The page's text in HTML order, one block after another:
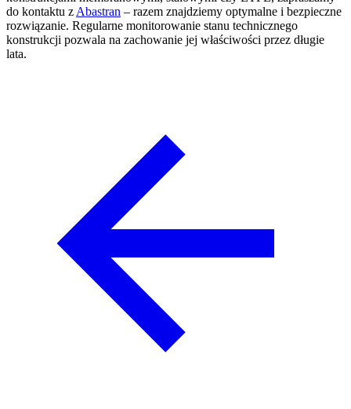
do kontaktu zAbastran – razem znajdziemy optymalne i bezpieczne
rozwiązanie. Regularne monitorowanie stanu technicznego
konstrukcji pozwala na zachowanie jej właściwości przez długie
lata.